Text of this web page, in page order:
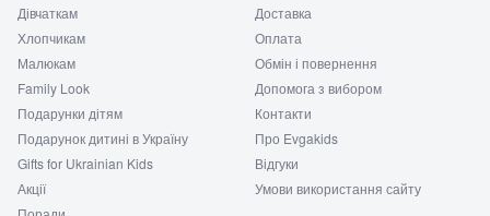
Дівчаткам
Хлопчикам
Малюкам
Family Look
Подарунки дітям
Подарунок дитині в Україну
Gifts for Ukrainian Kids
Акції
Доставка
Оплата
Обмін і повернення
Допомога з вибором
Контакти
Про Evgakids
Відгуки
Умови використання сайту